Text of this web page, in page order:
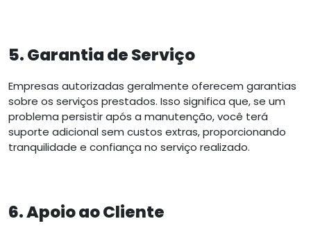
5. Garantia de Serviço
Empresas autorizadas geralmente oferecem garantias
sobre os serviços prestados. Isso significa que, se um
problema persistir após a manutenção, você terá
suporte adicional sem custos extras, proporcionando
tranquilidade e confiança no serviço realizado.
6. Apoio ao Cliente